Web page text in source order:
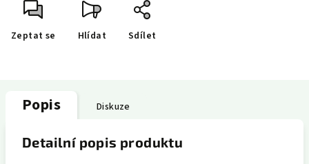
Zeptat se Hlídat Sdílet
Popis Diskuze
Detailní popis produktu